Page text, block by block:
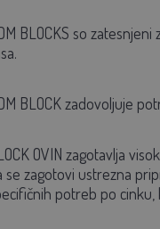
BLOCKS so zatesnjeni
BLOCK zadovoljuje
OVIN zagotavlja
se zagotovi ustrezna
potreb po cinku,